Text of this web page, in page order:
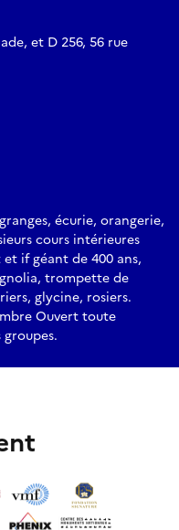
et D 256, 56 rue
écurie, orangerie,
cours intérieures
if géant de 400 ans,
trompette de
glycine, rosiers.
Ouvert toute